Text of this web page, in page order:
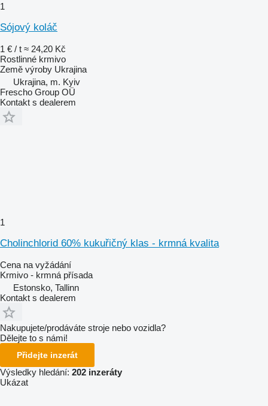
1
Sójový koláč
1 € / t ≈ 24,20 Kč
Rostlinné krmivo
Země výroby Ukrajina
Ukrajina, m. Kyiv
Frescho Group OÜ
Kontakt s dealerem
1
Cholinchlorid 60% kukuřičný klas - krmná kvalita
Cena na vyžádání
Krmivo - krmná přísada
Estonsko, Tallinn
Kontakt s dealerem
Nakupujete/prodáváte stroje nebo vozidla?
Dělejte to s námi!
Přidejte inzerát
Výsledky hledání: 202 inzeráty
Ukázat